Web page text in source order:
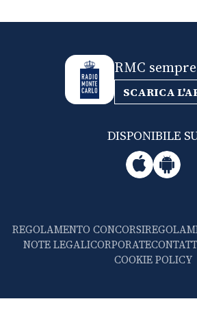
RMC
SCARICA
DISPONIBILE
REGOLAMENTO CONCORSI
NOTE LEGALICORPORATE
COOKIE POLICY